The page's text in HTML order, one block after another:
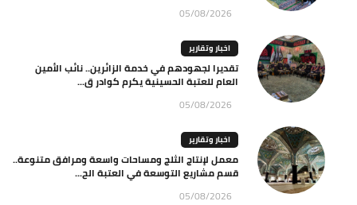
05/08/2026
اخبار وتقارير
تقديرا لجهودهم في خدمة الزائرين.. نائب الأمين
العام للعتبة الحسينية يكرم كوادر ق...
05/08/2026
اخبار وتقارير
معمل لإنتاج الثلج ومساحات واسعة ومرافق متنوعة..
قسم مشاريع التوسعة في العتبة الح...
05/08/2026